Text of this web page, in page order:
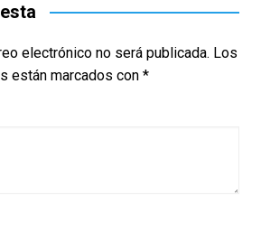
electrónico no será publicada. Los
están marcados con *